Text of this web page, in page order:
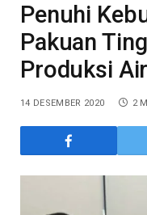
Penuhi
Pakuan
Produksi Air
14 DESEMBER 2020 2